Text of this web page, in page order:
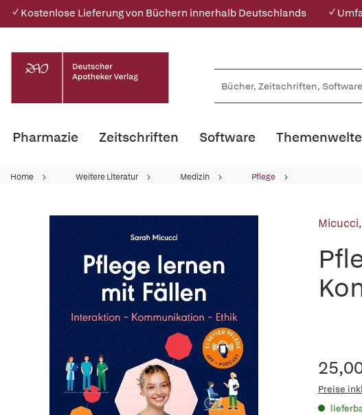
✓ Kostenlose Lieferung von Büchern innerhalb Deutschlands ✓
Pharmazie Zeitschriften Software
Home Weitere Literatur Medizin Pflege
Preise